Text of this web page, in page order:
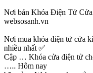
Nơi bán Khóa Điện Tử
websosanh.vn
Nơi mua khóa điện tử cửa
nhiều nhất ✅
Cập … Khóa cửa điện tử
….. Hôm nay